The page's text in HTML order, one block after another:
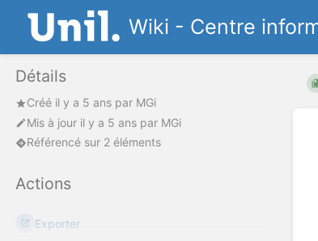
Wiki - Centre
Détails
Créé il y a 5 ans par MGi
Mis à jour il y a 5 ans par MGi
Référencé sur 2 éléments
Actions
Exporter